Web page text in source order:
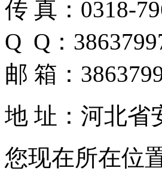
传 真：0318-
Q Q：
邮 箱：
地 址：河北省
您现在所在位